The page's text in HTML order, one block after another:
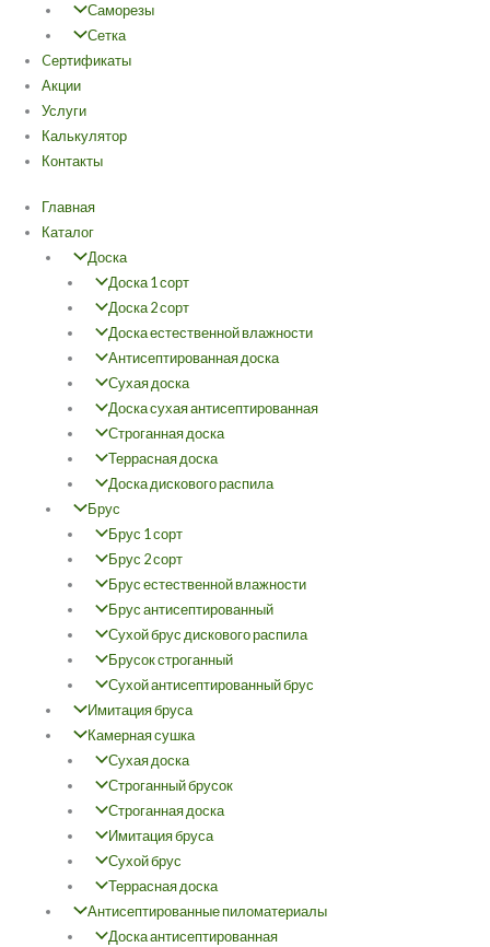
Саморезы
Сетка
Cертификаты
Акции
Услуги
Калькулятор
Контакты
Главная
Каталог
Доска
Доска 1 сорт
Доска 2 сорт
Доска естественной влажности
Антисептированная доска
Сухая доска
Доска сухая антисептированная
Строганная доска
Террасная доска
Доска дискового распила
Брус
Брус 1 сорт
Брус 2 сорт
Брус естественной влажности
Брус антисептированный
Сухой брус дискового распила
Брусок строганный
Сухой антисептированный брус
Имитация бруса
Камерная сушка
Сухая доска
Строганный брусок
Строганная доска
Имитация бруса
Сухой брус
Террасная доска
Антисептированные пиломатериалы
Доска антисептированная